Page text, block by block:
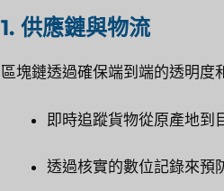
1. 供應鏈與物流
區塊鏈透過確保端到端的透明度
即時追蹤貨物從原產地到
透過核實的數位記錄來預